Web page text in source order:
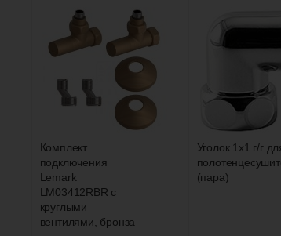
Комплект
подключения
Lemark
LM03412RBR с
круглыми
вентилями, бронза
Уголок 1х1 г/г
(пара)